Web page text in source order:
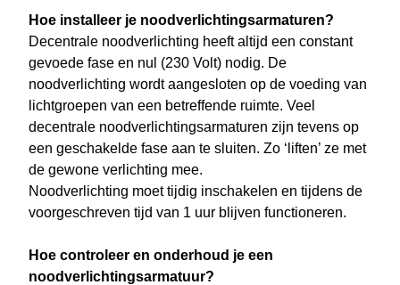
Hoe installeer je noodverlichtingsarmaturen?
Decentrale noodverlichting heeft altijd een constant
gevoede fase en nul (230 Volt) nodig. De
noodverlichting wordt aangesloten op de voeding van
lichtgroepen van een betreffende ruimte. Veel
decentrale noodverlichtingsarmaturen zijn tevens op
een geschakelde fase aan te sluiten. Zo ‘liften’ ze met
de gewone verlichting mee.
Noodverlichting moet tijdig inschakelen en tijdens de
voorgeschreven tijd van 1 uur blijven functioneren.
Hoe controleer en onderhoud je een
noodverlichtingsarmatuur?